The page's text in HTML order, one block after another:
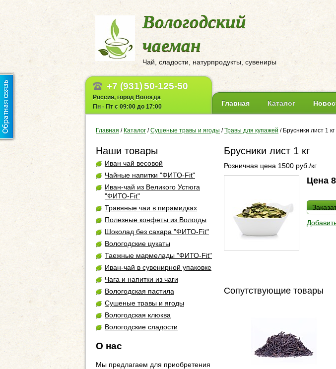
Вологодский
чаеман
Чай, сладости, натурпродукты, сувениры
+7 (931)50-125-50
Россия, город Вологда
Пн - Пт с 09:00 до 17:00
Главная Каталог
Главная / Каталог / Сушеные травы и ягоды / Травы для купажей / Брусники лист 1 кг
Наши товары
Иван чай весовой
Чайные напитки "ФИТО-Fit"
Иван-чай из Великого Устюга
"ФИТО-Fit"
Травяные чаи в пирамидках
Полезные конфеты из Вологды
Шоколад без сахара "ФИТО-Fit"
Вологодские цукаты
Таежные мармелады "ФИТО-Fit"
Иван-чай в сувенирной упаковке
Чага и напитки из чаги
Вологодская пастила
Сушеные травы и ягоды
Вологодская клюква
Вологодские сладости
О нас
Мы предлагаем для приобретения
Брусники лист 1 кг
Розничная цена 1500 руб./кг
Цена
Сопутствующие товары